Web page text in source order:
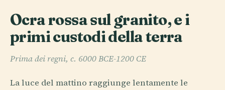
Ocra rossa sul granito, e i
primi custodi della terra
Prima dei regni, c. 6000 BCE-1200 CE
La luce del mattino raggiunge lentamente le